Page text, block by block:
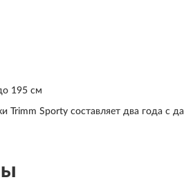
195 см
Trimm Sporty составляет два года с